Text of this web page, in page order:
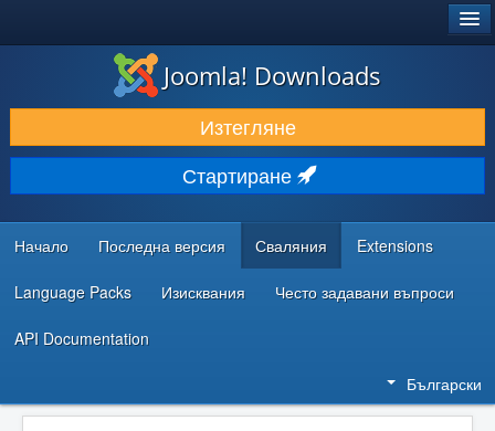
ИЗТЕГЛЯНЕ & РАЗШИРЯВАНЕ
ОТКРИВАЙТЕ & УЧЕТЕ
ОБЩНОСТ & ПОДДРЪЖКА
РЕСУРСИ ЗА РАЗРАБОТКА
Joomla! Downloads
Изтегляне
Стартиране
Начало Последна версия Сваляния Extensions
Language Packs Изисквания Често задавани въпроси
API Documentation
Български